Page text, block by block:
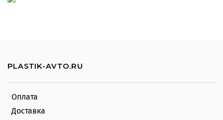
Оплата
Доставка
PLASTIK-AVTO.RU